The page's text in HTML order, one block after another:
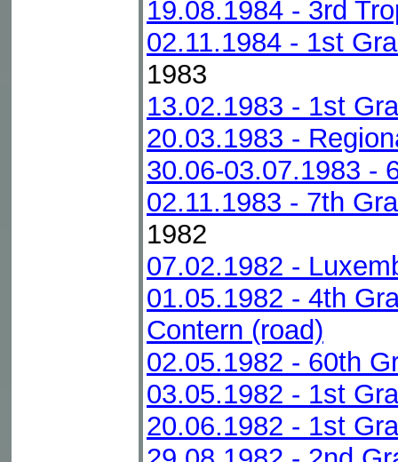
19.08.1984 - 3rd
02.11.1984 - 1st
1983
13.02.1983 - 1st
20.03.1983 -
30.06-03.07.1983 -
02.11.1983 - 7th
1982
07.02.1982 -
01.05.1982 - 4th
Contern (road)
02.05.1982 - 60th
03.05.1982 - 1st
20.06.1982 - 1st